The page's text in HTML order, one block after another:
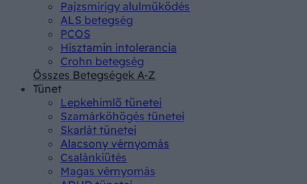
Pajzsmirigy alulműködés
ALS betegség
PCOS
Hisztamin intolerancia
Crohn betegség
Összes Betegségek A-Z
Tünet
Lepkehimlő tünetei
Szamárköhögés tünetei
Skarlát tünetei
Alacsony vérnyomás
Csalánkiütés
Magas vérnyomás